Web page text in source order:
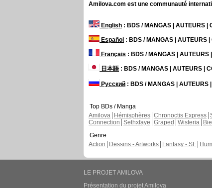
Amilova.com est une communauté
English : BDS / MANGAS | AUTEURS |
Español : BDS / MANGAS | AUTEURS |
Français : BDS / MANGAS | AUTEURS
日本語: BDS / MANGAS | AUTEURS |
Русский : BDS / MANGAS | AUTEURS
Top BDs / Manga
Amilova
Hémisphères Chronoctis Express
Connection Sethxfaye Graped Wisteria
Genre
Action
Dessins - Artworks Fantasy - SF
LE PROJET AMILOVA
Présentation du projet Amilova